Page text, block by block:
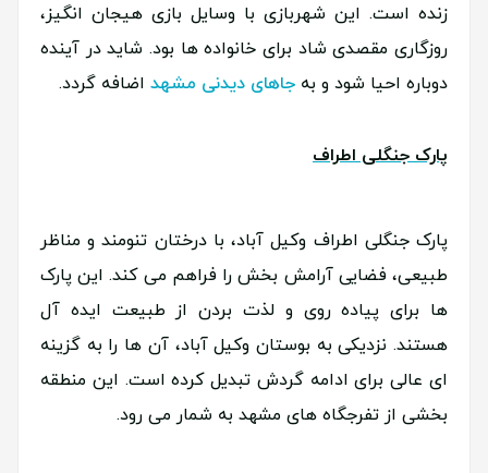
زنده است. این شهربازی با وسایل بازی هیجان انگیز،
روزگاری مقصدی شاد برای خانواده ها بود. شاید در آینده
دوباره احیا شود و به جاهای دیدنی مشهد اضافه گردد.
پارک جنگلی اطراف
پارک جنگلی اطراف وکیل آباد، با درختان تنومند و مناظر
طبیعی، فضایی آرامش بخش را فراهم می کند. این پارک
ها برای پیاده روی و لذت بردن از طبیعت ایده آل
هستند. نزدیکی به بوستان وکیل آباد، آن ها را به گزینه
ای عالی برای ادامه گردش تبدیل کرده است. این منطقه
بخشی از تفرجگاه های مشهد به شمار می رود.